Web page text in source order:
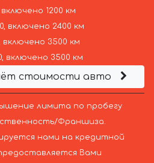
1200 км
включено 2400 км
включено 3500 км
включено 3500 км
стоимости авто
лимита по пробегу
Франшиза.
нами на кредитной
Вами